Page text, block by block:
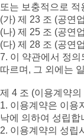
또는 보충적으로 적
(가) 제 23 조 (공연
(나) 제 25 조 (공연
(다) 제 28 조 (공연
7. 이 약관에서 정의
따르며, 그 외에는
제 4 조 (이용계약의
1. 이용계약은 이용
낙에 의하여 성립합
2. 이용계약의 성립